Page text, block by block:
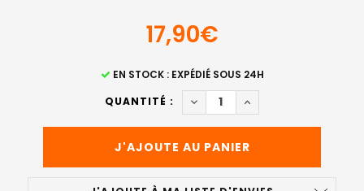
17,90€
EN STOCK : EXPÉDIÉ SOUS 24H
QUANTITÉ :
DIMINUER LA QUANTITÉ DE
AUGMENTER LA